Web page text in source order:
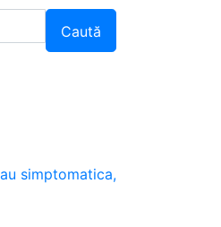
Caută
simptomatica,